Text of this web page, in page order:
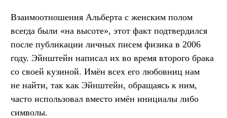
Взаимоотношения Альберта с женским полом
всегда были «на высоте», этот факт подтвердился
после публикации личных писем физика в 2006
году. Эйнштейн написал их во время второго брака
со своей кузиной. Имён всех его любовниц нам
не найти, так как Эйнштейн, обращаясь к ним,
часто использовал вместо имён инициалы либо
символы.